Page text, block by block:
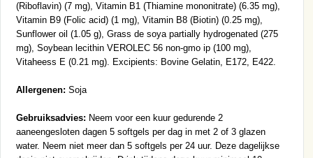
(Riboflavin) (7 mg), Vitamin B1 (Thiamine mononitrate) (6.35 mg),
Vitamin B9 (Folic acid) (1 mg), Vitamin B8 (Biotin) (0.25 mg),
Sunflower oil (1.05 g), Grass de soya partially hydrogenated (275
mg), Soybean lecithin VEROLEC 56 non-gmo ip (100 mg),
Vitaheess E (0.21 mg). Excipients: Bovine Gelatin, E172, E422.
Allergenen: Soja
Gebruiksadvies: Neem voor een kuur gedurende 2
aaneengesloten dagen 5 softgels per dag in met 2 of 3 glazen
water. Neem niet meer dan 5 softgels per 24 uur. Deze dagelijkse